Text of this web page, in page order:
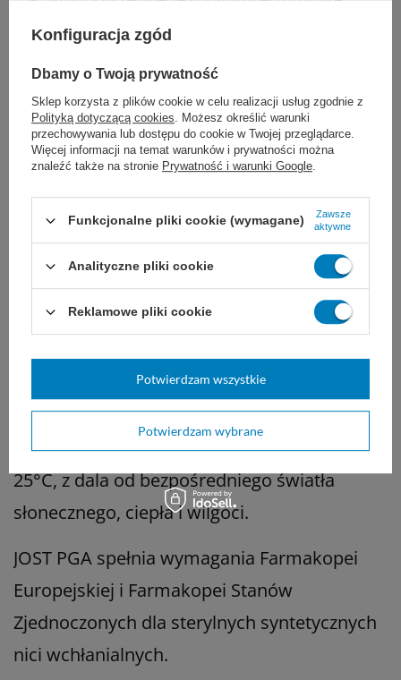
przedłużone (dłużej niż 30 dni) lub trwałe
przybliżenie tkanek
w chirurgii sercowo-naczyniowej i
neurochirurgii
u pacjentów uczulonych na niektóre
składniki szwu
Dobór nici JOST zależy od ogólnego stanu
pacjenta, wielkości uszkodzonej tkanki i rany,
a także od wybranej techniki i doświadczenia
chirurga.
Przechowywać w maksymalnej temperaturze
25°C, z dala od bezpośredniego światła
słonecznego, ciepła i wilgoci.
JOST PGA spełnia wymagania Farmakopei
Europejskiej i Farmakopei Stanów
Zjednoczonych dla sterylnych syntetycznych
nici wchłanialnych.
Konfiguracja zgód
Dbamy o Twoją prywatność
Sklep korzysta z plików cookie w celu realizacji usług zgodnie z
Polityką dotyczącą cookies. Możesz określić warunki
przechowywania lub dostępu do cookie w Twojej przeglądarce.
Więcej informacji na temat warunków i prywatności można
znaleźć także na stronie Prywatność i warunki Google.
Funkcjonalne pliki cookie (wymagane)
Zawsze
aktywne
Analityczne pliki cookie
Reklamowe pliki cookie
Potwierdzam wybrane
Potwierdzam wszystkie